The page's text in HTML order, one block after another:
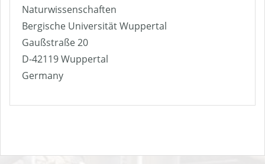
Naturwissenschaften
Bergische Universität Wuppertal
Gaußstraße 20
D-42119 Wuppertal
Germany